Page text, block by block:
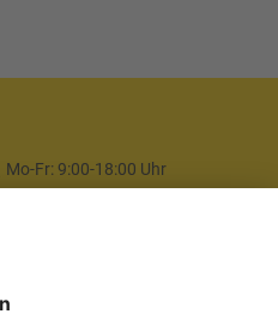
Mo-Fr: 9:00-18:00 Uhr